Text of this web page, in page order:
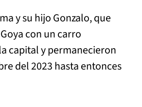
y su hijo Gonzalo, que
con un carro
capital y permanecieron
del 2023 hasta entonces